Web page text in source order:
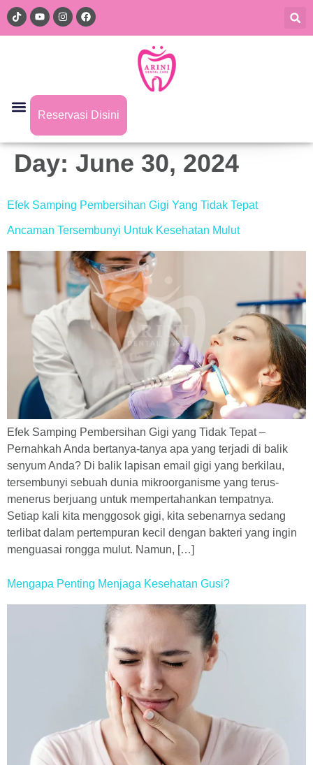
Reservasi Disini
Day: June 30, 2024
Efek Samping Pembersihan Gigi Yang Tidak Tepat
Ancaman Tersembunyi Untuk Kesehatan Mulut
Efek Samping Pembersihan Gigi yang Tidak Tepat –
Pernahkah Anda bertanya-tanya apa yang terjadi di balik
senyum Anda? Di balik lapisan email gigi yang berkilau,
tersembunyi sebuah dunia mikroorganisme yang terus-
menerus berjuang untuk mempertahankan tempatnya.
Setiap kali kita menggosok gigi, kita sebenarnya sedang
terlibat dalam pertempuran kecil dengan bakteri yang ingin
menguasai rongga mulut. Namun, […]
Mengapa Penting Menjaga Kesehatan Gusi?